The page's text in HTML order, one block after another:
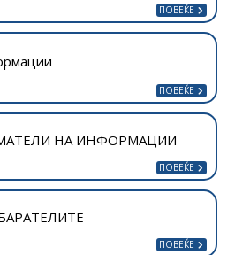
НА ИНФОРМАЦИИ